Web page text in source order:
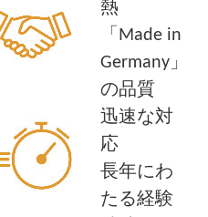
熱
「Made in
Germany」
の品質
迅速な対
応
長年にわ
たる経験